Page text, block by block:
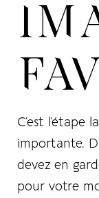
C’est l’étape
importante.
devez en
pour votre